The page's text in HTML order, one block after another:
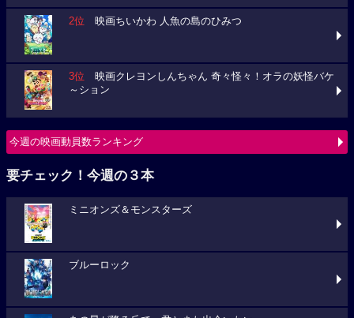
2位 映画ちいかわ 人魚の島のひみつ
3位 映画クレヨンしんちゃん 奇々怪々！オラの妖怪バケ
～ション
今週の映画動員数ランキング
要チェック！今週の３本
ミニオンズ＆モンスターズ
ブルーロック